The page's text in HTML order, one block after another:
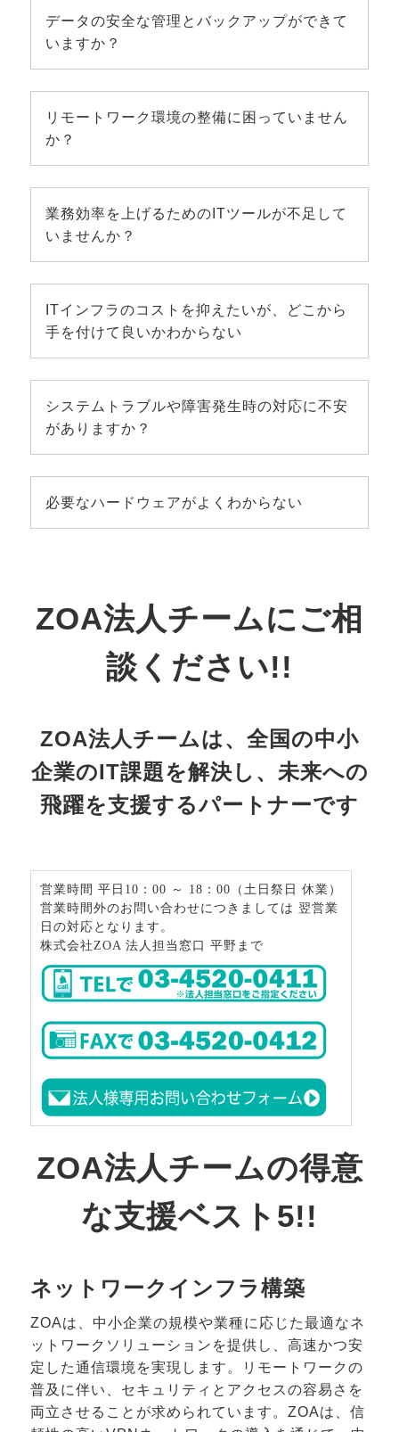
データの安全な管理とバックアップができて
いますか？
リモートワーク環境の整備に困っていません
か？
業務効率を上げるためのITツールが不足して
いませんか？
ITインフラのコストを抑えたいが、どこから
手を付けて良いかわからない
システムトラブルや障害発生時の対応に不安
がありますか？
必要なハードウェアがよくわからない
ZOA法人チームにご相
談ください!!
ZOA法人チームは、全国の中小
企業のIT課題を解決し、 未来への
飛躍を支援するパートナーです
営業時間 平日10：00 ～ 18：00（土日祭日 休業）
営業時間外のお問い合わせにつきましては 翌営業
日の対応となります。
株式会社ZOA 法人担当窓口 平野まで
ZOA法人チームの得意
な支援ベスト5!!
ネットワークインフラ構築
ZOAは、中小企業の規模や業種に応じた最適なネ
ットワークソリューションを提供し、高速かつ安
定した通信環境を実現します。リモートワークの
普及に伴い、セキュリティとアクセスの容易さを
両立させることが求められています。ZOAは、信